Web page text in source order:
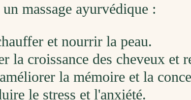
massage ayurvédique :
et nourrir la peau.
croissance des cheveux et
la mémoire et la
le stress et l'anxiété.